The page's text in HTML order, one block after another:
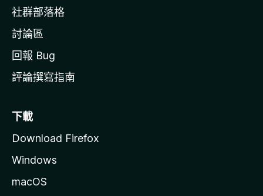
社群部落格
討論區
回報 Bug
評論撰寫指南
下載
Download Firefox
Windows
macOS